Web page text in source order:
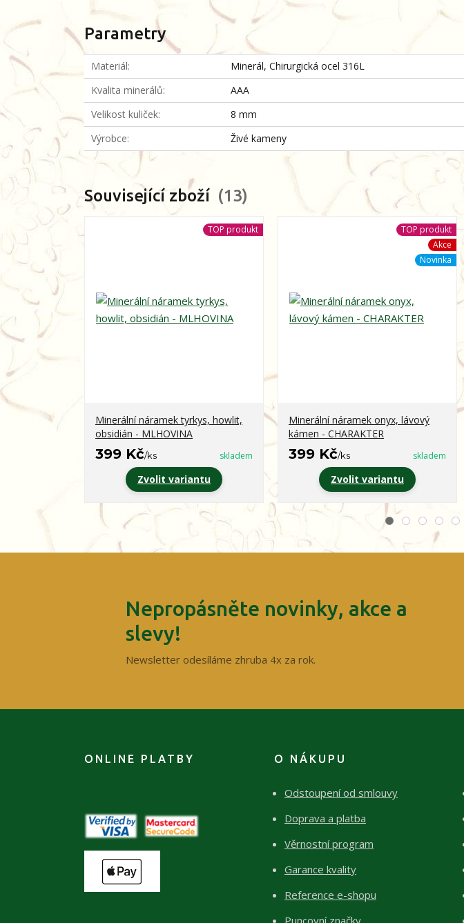
Parametry
Materiál
Minerál, Chirurgická ocel 316L
Kvalita minerálů
AAA
Velikost kuliček
8 mm
Výrobce
Živé kameny
Související zboží 13
TOP produkt
Minerální náramek tyrkys, howlit,
obsidián - MLHOVINA
399 Kč/ks skladem
Zvolit variantu
TOP produkt
Akce
Novinka
Minerální náramek onyx, lávový
kámen - CHARAKTER
399 Kč/ks skladem
Zvolit variantu
Nepropásněte novinky, akce a
slevy!
Newsletter odesíláme zhruba 4x za rok.
ONLINE PLATBY O NÁKUPU
Odstoupení od smlouvy
Doprava a platba
Věrnostní program
Garance kvality
Reference e-shopu
Puncovní značky